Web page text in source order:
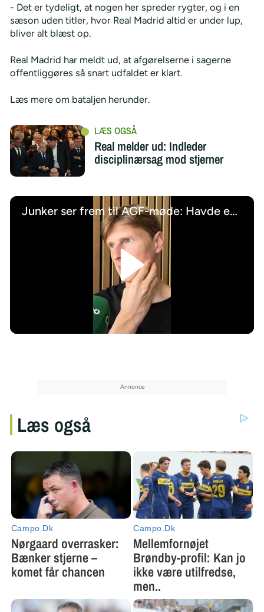
- Det er tydeligt, at nogen her spreder rygter, og i en
sæson uden titler, hvor Real Madrid altid er under lup,
bliver alt blæst op.
Real Madrid har meldt ud, at afgørelserne i sagerne
offentliggøres så snart udfaldet er klart.
Læs mere om bataljen herunder.
Real melder ud: Indleder
disciplinærsag mod stjerner
Junker ser frem til AGF-møde: Havde en sindssygt god tid
/